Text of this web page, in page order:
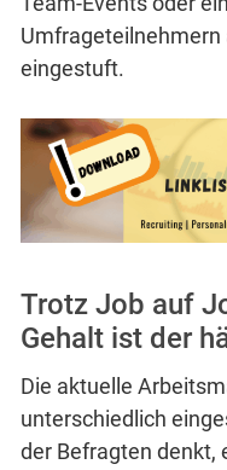
eingestuft.
Trotz Job auf
Gehalt ist der
Die aktuelle
unterschiedlich
der Befragten denkt,